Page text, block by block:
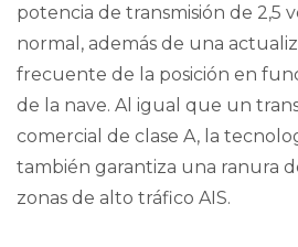
potencia de transmisión de 2,5
normal, además de una
frecuente de la posición en
de la nave. Al igual que un
comercial de clase A, la
también garantiza una ranura
zonas de alto tráfico AIS.